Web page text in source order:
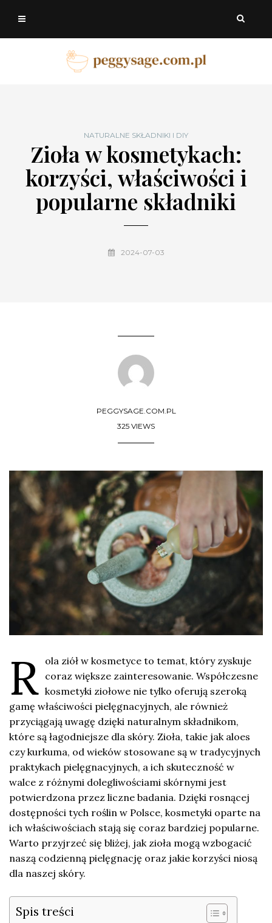
NATURALNE SKŁADNIKI I DIY
Zioła w kosmetykach:
korzyści, właściwości i
popularne składniki
2024-07-03
PEGGYSAGE.COM.PL
325 VIEWS
R ola ziół w kosmetyce to temat, który zyskuje
coraz większe zainteresowanie. Współczesne
kosmetyki ziołowe nie tylko oferują szeroką
gamę właściwości pielęgnacyjnych, ale również
przyciągają uwagę dzięki naturalnym składnikom,
które są łagodniejsze dla skóry. Zioła, takie jak aloes
czy kurkuma, od wieków stosowane są w tradycyjnych
praktykach pielęgnacyjnych, a ich skuteczność w
walce z różnymi dolegliwościami skórnymi jest
potwierdzona przez liczne badania. Dzięki rosnącej
dostępności tych roślin w Polsce, kosmetyki oparte na
ich właściwościach stają się coraz bardziej popularne.
Warto przyjrzeć się bliżej, jak zioła mogą wzbogacić
naszą codzienną pielęgnację oraz jakie korzyści niosą
dla naszej skóry.
Spis treści